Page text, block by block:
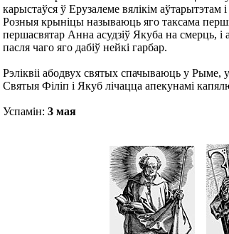
карыстаўся ў Ерузалеме вялікім
Розныя крыніцы называюць яго таксама
першасвятар Анна асудзіў Якуба на смерць, і
пасля чаго яго дабіў нейкі гарбар.
Рэліквіі абодвух святых спачываюць у Рыме,
Святыя Філіп і Якуб лічацца апекунамі
Успамін: 3 мая